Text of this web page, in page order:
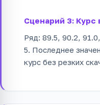
Сценарий 3: Курс
Ряд: 89.5, 90.2,
5. Последнее
курс без резких